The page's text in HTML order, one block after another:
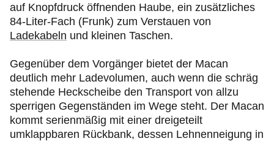
auf Knopfdruck öffnenden Haube, ein zusätzliches
84-Liter-Fach (Frunk) zum Verstauen von
Ladekabeln und kleinen Taschen.
Gegenüber dem Vorgänger bietet der Macan
deutlich mehr Ladevolumen, auch wenn die schräg
stehende Heckscheibe den Transport von allzu
sperrigen Gegenständen im Wege steht. Der Macan
kommt serienmäßig mit einer dreigeteilt
umklappbaren Rückbank, dessen Lehnenneigung in